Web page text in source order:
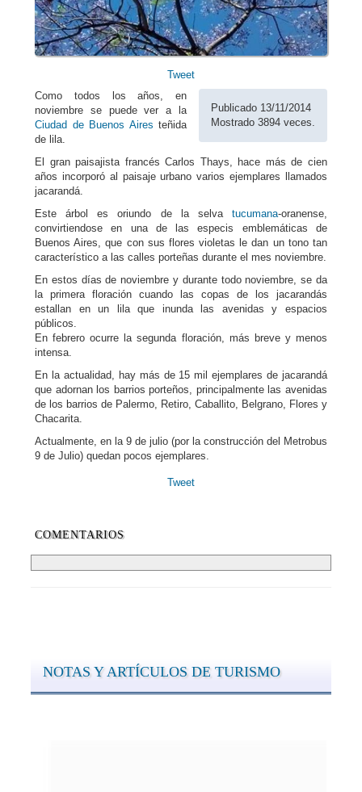
Tweet
Publicado 13/11/2014
Mostrado 3894 veces.
Como todos los años, en
noviembre se puede ver a la
Ciudad de Buenos Aires teñida
de lila.
El gran paisajista francés Carlos Thays, hace más de cien
años incorporó al paisaje urbano varios ejemplares llamados
jacarandá.
Este árbol es oriundo de la selva tucumana-oranense,
convirtiendose en una de las especis emblemáticas de
Buenos Aires, que con sus flores violetas le dan un tono tan
característico a las calles porteñas durante el mes noviembre.
En estos días de noviembre y durante todo noviembre, se da
la primera floración cuando las copas de los jacarandás
estallan en un lila que inunda las avenidas y espacios
públicos.
En febrero ocurre la segunda floración, más breve y menos
intensa.
En la actualidad, hay más de 15 mil ejemplares de jacarandá
que adornan los barrios porteños, principalmente las avenidas
de los barrios de Palermo, Retiro, Caballito, Belgrano, Flores y
Chacarita.
Actualmente, en la 9 de julio (por la construcción del Metrobus
9 de Julio) quedan pocos ejemplares.
Tweet
COMENTARIOS
NOTAS Y ARTÍCULOS DE TURISMO